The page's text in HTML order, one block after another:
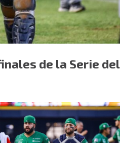
de la Serie del